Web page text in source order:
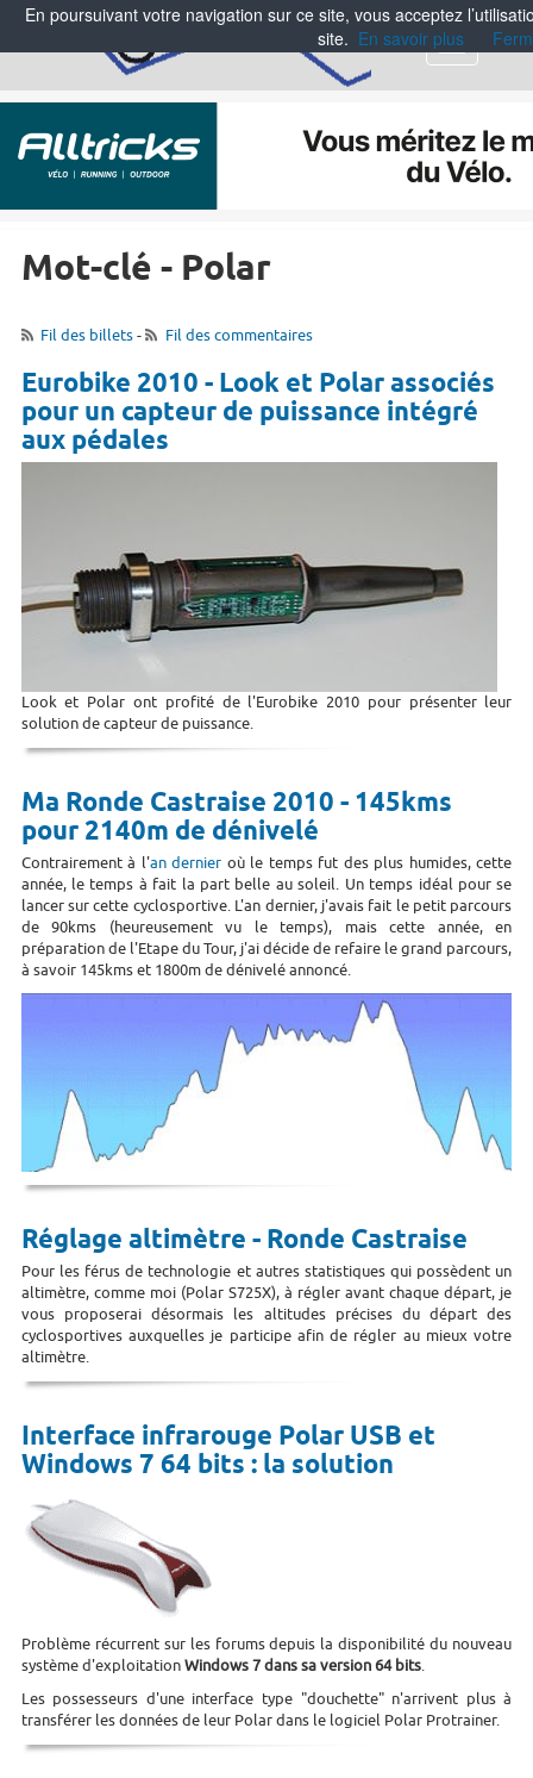
Menu
Mot-clé - Polar
Fil des billets- Fil des commentaires
Eurobike 2010 - Look et Polar associés
pour un capteur de puissance intégré
aux pédales
Look et Polar ont profité de l'Eurobike 2010 pour présenter leur
solution de capteur de puissance.
Ma Ronde Castraise 2010 - 145kms
pour 2140m de dénivelé
Contrairement à l'an dernier où le temps fut des plus humides, cette
année, le temps à fait la part belle au soleil. Un temps idéal pour se
lancer sur cette cyclosportive. L'an dernier, j'avais fait le petit parcours
de 90kms (heureusement vu le temps), mais cette année, en
préparation de l'Etape du Tour, j'ai décide de refaire le grand parcours,
à savoir 145kms et 1800m de dénivelé annoncé.
Réglage altimètre - Ronde Castraise
Pour les férus de technologie et autres statistiques qui possèdent un
altimètre, comme moi (Polar S725X), à régler avant chaque départ, je
vous proposerai désormais les altitudes précises du départ des
cyclosportives auxquelles je participe afin de régler au mieux votre
altimètre.
Interface infrarouge Polar USB et
Windows 7 64 bits : la solution
Problème récurrent sur les forums depuis la disponibilité du nouveau
système d'exploitationWindows 7 dans sa version 64 bits.
Les possesseurs d'une interface type "douchette" n'arrivent plus à
transférer les données de leur Polar dans le logiciel Polar Protrainer.
En poursuivant votre navigation sur ce site, vous acceptez
site. En savoir plus